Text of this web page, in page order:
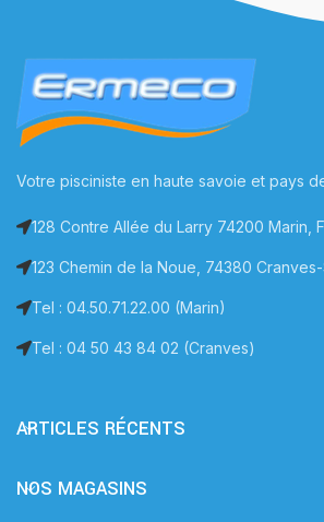
Votre pisciniste en haute savoie et pays
128 Contre Allée du Larry 74200 Marin,
123 Chemin de la Noue, 74380
Tel : 04.50.71.22.00 (Marin)
Tel : 04 50 43 84 02 (Cranves)
ARTICLES RÉCENTS
NOS MAGASINS